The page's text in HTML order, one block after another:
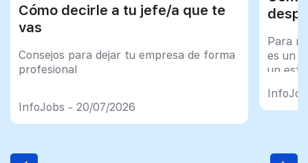
Cómo decirle a tu jefe/a que te
vas
Consejos para dejar tu empresa de forma
profesional
InfoJobs - 20/07/2026
Para
es un
un